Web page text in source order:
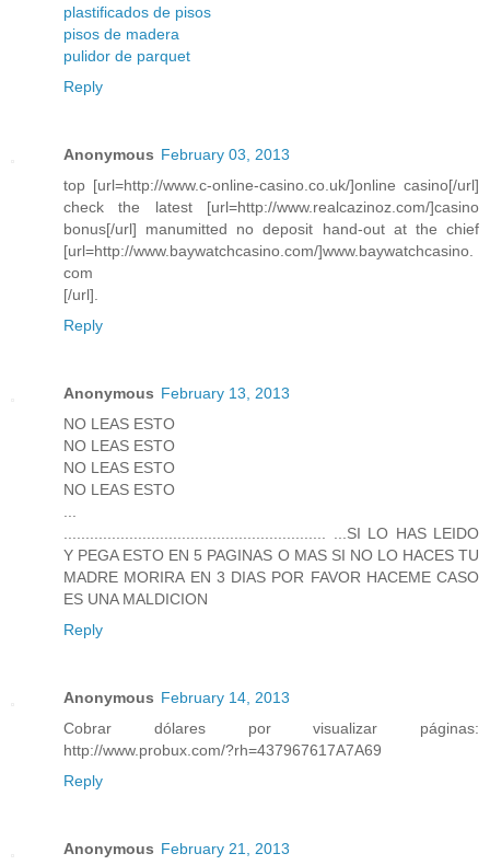
plastificados de pisos
pisos de madera
pulidor de parquet
Reply
Anonymous February 03, 2013
top [url=http://www.c-online-casino.co.uk/]online casino[/url]
check the latest [url=http://www.realcazinoz.com/]casino
bonus[/url] manumitted no deposit hand-out at the chief
[url=http://www.baywatchcasino.com/]www.baywatchcasino.
com
[/url].
Reply
Anonymous February 13, 2013
NO LEAS ESTO
NO LEAS ESTO
NO LEAS ESTO
NO LEAS ESTO
...
..............................​..............................​ ...SI LO HAS LEIDO
Y PEGA ESTO EN 5 PAGINAS O MAS SI NO LO HACES TU
MADRE MORIRA EN 3 DIAS POR FAVOR HACEME CASO
ES UNA MALDICION
Reply
Anonymous February 14, 2013
Cobrar dólares por visualizar páginas:
http://www.probux.com/?rh=437967617A7A69
Reply
Anonymous February 21, 2013